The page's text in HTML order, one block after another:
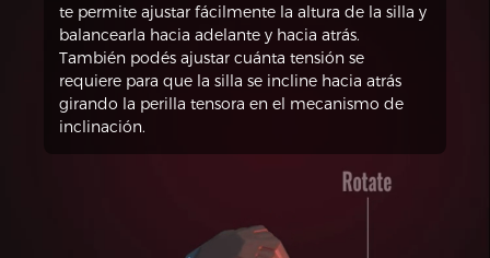
te permite ajustar fácilmente la altura de la silla y
balancearla hacia adelante y hacia atrás.
También podés ajustar cuánta tensión se
requiere para que la silla se incline hacia atrás
girando la perilla tensora en el mecanismo de
inclinación.